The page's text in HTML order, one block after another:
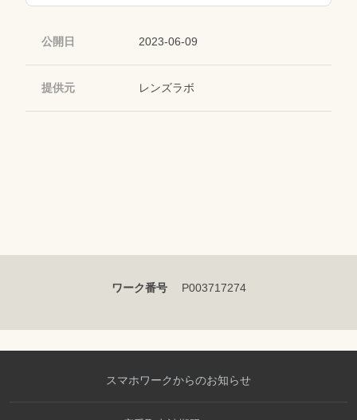
公開日 2023-06-09
提供元 レンズラボ
ワーク番号 P003717274
スマホワークからのお知らせ